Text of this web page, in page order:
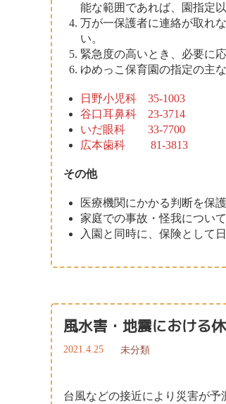
能な範囲であれば、園指定
万が一保護者に連絡が取れ
い。
緊急度の高いとき、必要に
ゆめっこ保育園の指定の主
日野小児科 35-1003
谷口耳鼻科 23-3714
いだ眼科 33-7700
広本歯科 81-3813
その他
医療機関にかかる判断を保
家庭での事故・怪我につい
入園と同時に、保険として
風水害・地震における
2021.4.25 未分類
台風などの接近により災害が